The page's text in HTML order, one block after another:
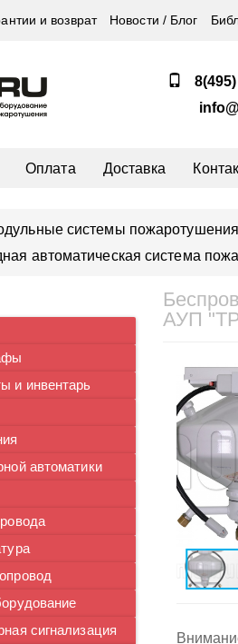
и возврат Новости / Блог
Оплата Доставка
системы пожаротушения
автоматическая система
и инвентарь
автоматики
сигнализация
АУП